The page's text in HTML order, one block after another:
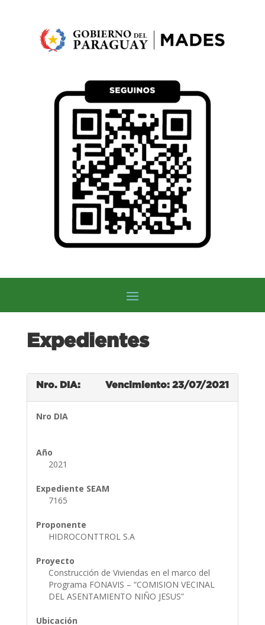
Expedientes
Nro. DIA: Vencimiento: 23/07/2021
Nro DIA
Año
2021
Expediente SEAM
7165
Proponente
HIDROCONTTROL S.A
Proyecto
Construcción de Viviendas en el marco del
Programa FONAVIS – “COMISION VECINAL
DEL ASENTAMIENTO NIÑO JESUS”
Ubicación